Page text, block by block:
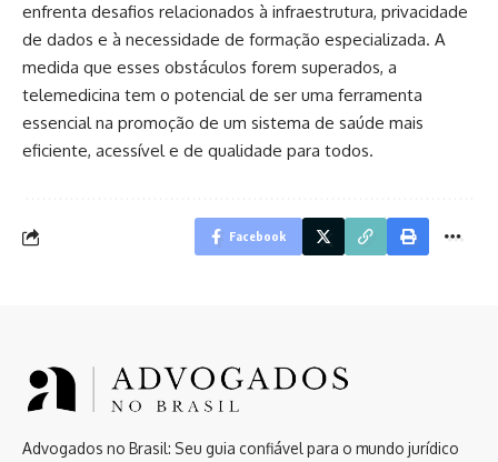
enfrenta desafios relacionados à infraestrutura, privacidade
de dados e à necessidade de formação especializada. A
medida que esses obstáculos forem superados, a
telemedicina tem o potencial de ser uma ferramenta
essencial na promoção de um sistema de saúde mais
eficiente, acessível e de qualidade para todos.
Facebook
Advogados no Brasil: Seu guia confiável para o mundo jurídico